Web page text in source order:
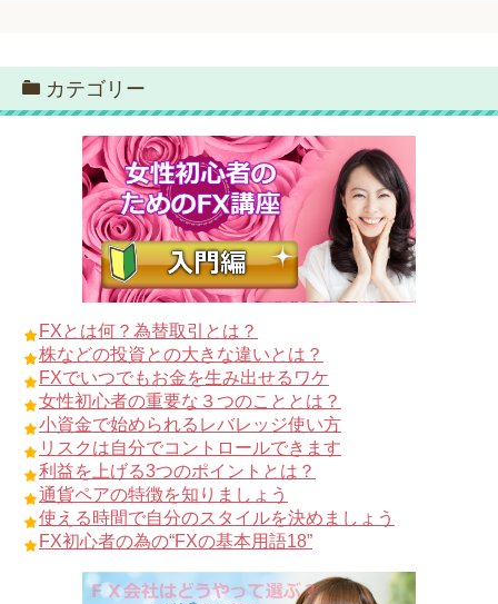
カテゴリー
FXとは何？為替取引とは？
株などの投資との大きな違いとは？
FXでいつでもお金を生み出せるワケ
女性初心者の重要な３つのこととは？
小資金で始められるレバレッジ使い方
リスクは自分でコントロールできます
利益を上げる3つのポイントとは？
通貨ペアの特徴を知りましょう
使える時間で自分のスタイルを決めましょう
FX初心者の為の“FXの基本用語18”